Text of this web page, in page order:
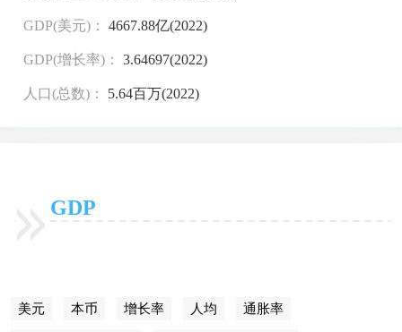
GDP(美元)： 4667.88亿(2022)
GDP(增长率)： 3.64697(2022)
人口(总数)： 5.64百万(2022)
GDP
美元 本币 增长率 人均 通胀率